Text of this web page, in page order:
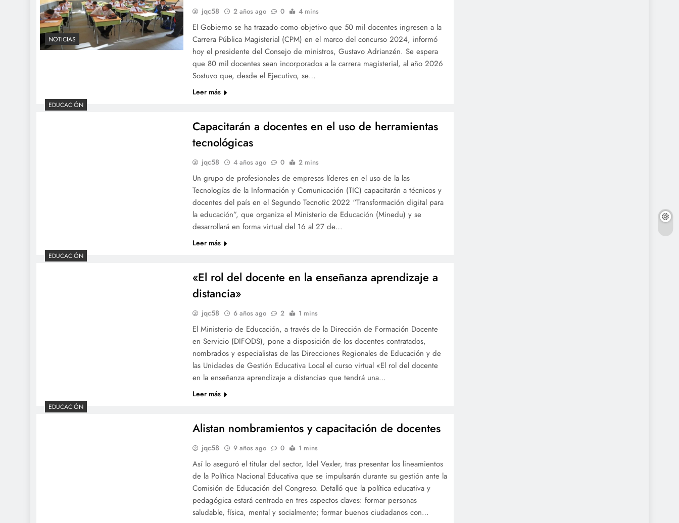
NOTICIAS
jqc58 2 años ago 0 4 mins
El Gobierno se ha trazado como objetivo que 50 mil docentes ingresen a la
Carrera Pública Magisterial (CPM) en el marco del concurso 2024, informó
hoy el presidente del Consejo de ministros, Gustavo Adrianzén. Se espera
que 80 mil docentes sean incorporados a la carrera magisterial, al año 2026
Sostuvo que, desde el Ejecutivo, se…
Leer más
EDUCACIÓN
Capacitarán a docentes en el uso de herramientas
tecnológicas
jqc58 4 años ago 0 2 mins
Un grupo de profesionales de empresas líderes en el uso de la las
Tecnologías de la Información y Comunicación (TIC) capacitarán a técnicos y
docentes del país en el Segundo Tecnotic 2022 “Transformación digital para
la educación”, que organiza el Ministerio de Educación (Minedu) y se
desarrollará en forma virtual del 16 al 27 de…
Leer más
EDUCACIÓN
«El rol del docente en la enseñanza aprendizaje a
distancia»
jqc58 6 años ago 2 1 mins
El Ministerio de Educación, a través de la Dirección de Formación Docente
en Servicio (DIFODS), pone a disposición de los docentes contratados,
nombrados y especialistas de las Direcciones Regionales de Educación y de
las Unidades de Gestión Educativa Local el curso virtual «El rol del docente
en la enseñanza aprendizaje a distancia» que tendrá una…
Leer más
EDUCACIÓN
Alistan nombramientos y capacitación de docentes
jqc58 9 años ago 0 1 mins
Así lo aseguró el titular del sector, Idel Vexler, tras presentar los lineamientos
de la Política Nacional Educativa que se impulsarán durante su gestión ante la
Comisión de Educación del Congreso. Detalló que la política educativa y
pedagógica estará centrada en tres aspectos claves: formar personas
saludable, física, mental y socialmente; formar buenos ciudadanos con…